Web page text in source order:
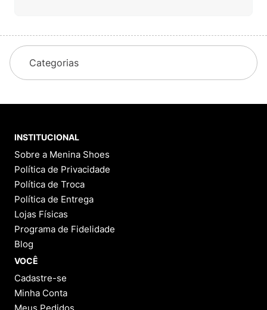
Este produto ainda não possui Perguntas e
Categorias
INSTITUCIONAL
Sobre a Menina Shoes
Política de Troca
Política de Entrega